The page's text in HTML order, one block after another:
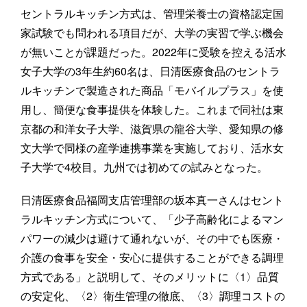
セントラルキッチン方式は、管理栄養士の資格認定国
家試験でも問われる項目だが、大学の実習で学ぶ機会
が無いことが課題だった。2022年に受験を控える活水
女子大学の3年生約60名は、日清医療食品のセントラ
ルキッチンで製造された商品「モバイルプラス」を使
用し、簡便な食事提供を体験した。これまで同社は東
京都の和洋女子大学、滋賀県の龍谷大学、愛知県の修
文大学で同様の産学連携事業を実施しており、活水女
子大学で4校目。九州では初めての試みとなった。
日清医療食品福岡支店管理部の坂本真一さんはセント
ラルキッチン方式について、「少子高齢化によるマン
パワーの減少は避けて通れないが、その中でも医療・
介護の食事を安全・安心に提供することができる調理
方式である」と説明して、そのメリットに〈1〉品質
の安定化、〈2〉衛生管理の徹底、〈3〉調理コストの